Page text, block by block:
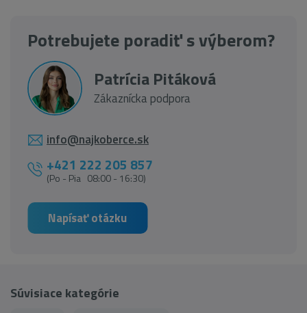
Potrebujete poradiť s výberom?
Patrícia Pitáková
Zákaznícka podpora
info@najkoberce.sk
+421 222 205 857
(Po - Pia 08:00 - 16:30)
Napísať otázku
Súvisiace kategórie